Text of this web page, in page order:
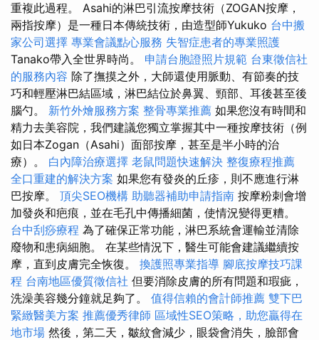
重複此過程。 Asahi的淋巴引流按摩技術（ZOGAN按摩，
兩指按摩）是一種日本傳統技術，由造型師Yukuko 台中搬
家公司選擇 專業會議點心服務 失智症患者的專業照護
Tanako帶入全世界時尚。 申請台胞證照片規範 台東徵信社
的服務內容 除了撫摸之外，大師還使用脈動、有節奏的技
巧和輕壓淋巴結區域，淋巴結位於鼻翼、頸部、耳後甚至後
腦勺。 新竹外燴服務方案 整骨專業推薦 如果您沒有時間和
精力去美容院，我們建議您獨立掌握其中一種按摩技術（例
如日本Zogan（Asahi）面部按摩，甚至是半小時的治
療）。 白內障治療選擇 老鼠問題快速解決 整復療程推薦
全口重建的解決方案 如果您有發炎的丘疹，則不應進行淋
巴按摩。 頂尖SEO機構 助聽器補助申請指南 按摩粉刺會增
加發炎和疤痕，並在毛孔中傳播細菌，使情況變得更糟。
台中刮痧療程 為了確保正常功能，淋巴系統會運輸並清除
廢物和患病細胞。 在某些情況下，醫生可能會建議繼續按
摩，直到皮膚完全恢復。 換護照專業指導 腳底按摩技巧課
程 台南地區優質徵信社 但要消除皮膚的所有問題和瑕疵，
洗澡美容幾分鐘就足夠了。 值得信賴的會計師推薦 雙下巴
緊緻醫美方案 推薦優秀律師 區域性SEO策略，助您贏得在
地市場 然後，第二天，皺紋會減少，眼袋會消失，臉部會